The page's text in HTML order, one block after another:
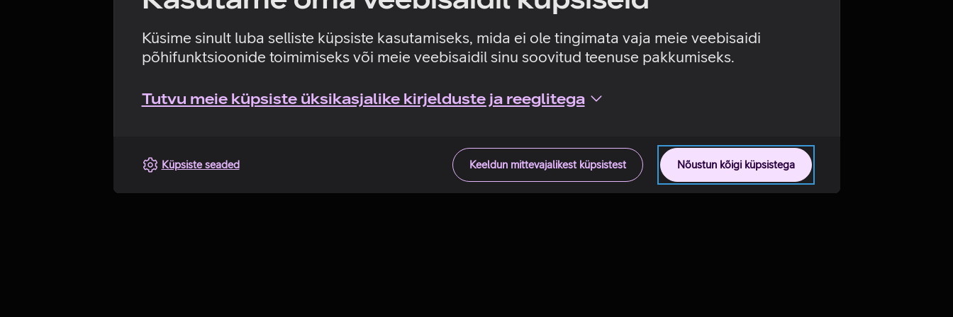
Küsime sinult luba selliste küpsiste kasutamiseks, mida ei ole tingimata vaja meie veebisaidi
põhifunktsioonide toimimiseks või meie veebisaidil sinu soovitud teenuse pakkumiseks.
Tutvu meie küpsiste üksikasjalike kirjelduste ja reeglitega
Nõustun kõigi küpsistega
Keeldun mittevajalikest küpsistest
Küpsiste seaded